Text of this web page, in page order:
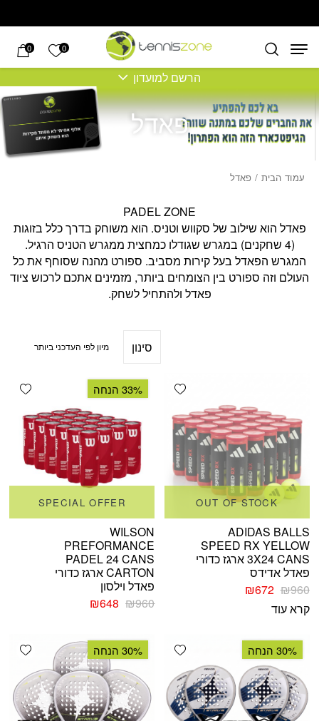
0 הרשימה
0
הרשם למועדון
פאדל
עמוד הבית / פאדל
PADEL ZONE
פאדל הוא שילוב של סקווש וטניס. הוא משוחק בדרך כלל בזוגות
(4 שחקנים) במגרש שגודלו כמחצית ממגרש הטניס הרגיל.
המגרש הפאדל בעל קירות מסביב. ספורט מהנה שסוחף את כל
העולם וזה ספורט בין הצומחים ביותר, מזמינים אתכם לרכוש ציוד
פאדל ולהתחיל לשחק.
סינון
Add wishlist
OUT OF STOCK
ADIDAS BALLS
SPEED RX YELLOW
3X24 CANS ארגז כדורי
פאדל אדידס
₪960
המחיר
המקורי
היה:
₪672
קרא עוד
33% הנחה
SPECIAL OFFER
WILSON
PREFORMANCE
PADEL 24 CANS
CARTON ארגז כדורי
פאדל וילסון
₪960
המחיר
₪960.
₪648 המחיר
₪648.
Add wishlist 30% הנחה 30% הנחה